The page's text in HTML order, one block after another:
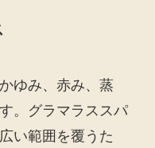
ゆみ、赤み、蒸
。グラマラススパ
い範囲を覆うた